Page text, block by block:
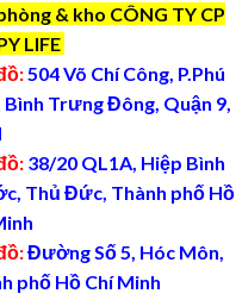
& kho CÔNG TY CP
LIFE
504 Võ Chí Công, P.Phú
Bình Trưng Đông, Quận 9,
38/20 QL1A, Hiệp Bình
Thủ Đức, Thành phố Hồ
Đường Số 5, Hóc Môn,
phố Hồ Chí Minh